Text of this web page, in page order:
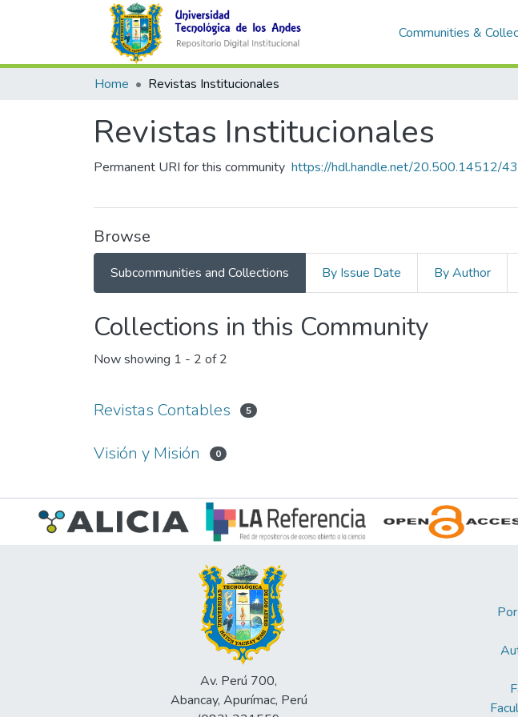
Communities &
Home Revistas Institucionales
Revistas Institucionales
Permanent URI for this community https://hdl.handle.net/20.500.14512/
Browse
Subcommunities and Collections By Issue Date By Author
Collections in this Community
Now showing 1 - 2 of 2
Revistas Contables 5
Visión y Misión 0
Av. Perú 700,
Abancay, Apurímac, Perú